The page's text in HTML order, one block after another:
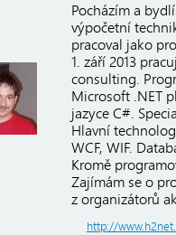
Pocházím a
výpočetní
pracoval jako
1. září 2013
consulting.
Microsoft .NET
jazyce C#.
Hlavní
WCF, WIF.
Kromě
Zajímám se o
z organizátorů
http://